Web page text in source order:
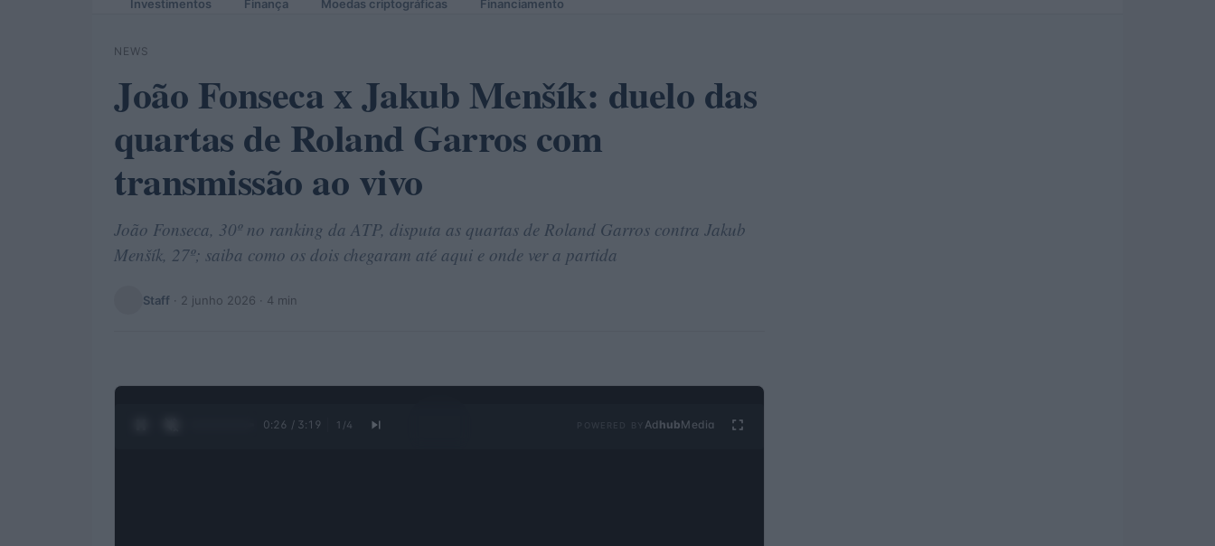
Investimentos Finança Moedas criptográficas Financiamento
NEWS
João Fonseca x Jakub Menšík: duelo das
quartas de Roland Garros com
transmissão ao vivo
João Fonseca, 30º no ranking da ATP, disputa as quartas de Roland Garros contra Jakub
Menšík, 27º; saiba como os dois chegaram até aqui e onde ver a partida
Staff · 2 junho 2026 · 4 min
0:27 / 3:19 1 /4 Ad hubMedia